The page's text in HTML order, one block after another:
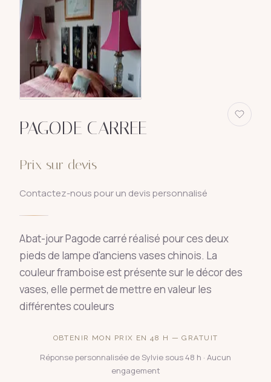
PAGODE CARREE
Prix sur devis
Contactez-nous pour un devis personnalisé
Abat-jour Pagode carré réalisé pour ces deux
pieds de lampe d'anciens vases chinois. La
couleur framboise est présente sur le décor des
vases, elle permet de mettre en valeur les
différentes couleurs
OBTENIR MON PRIX EN 48 H — GRATUIT
Réponse personnalisée de Sylvie sous 48 h · Aucun
engagement